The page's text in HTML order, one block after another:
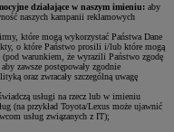
działające w naszym imieniu: aby
naszych kampanii reklamowych
które mogą wykorzystać Państwa Dane
o które Państwo prosili i/lub które mogą
(pod warunkiem, że wyrazili Państwo zgodę
zawsze postępowały zgodnie
oraz zwracały szczególną uwagę
usługi na rzecz lub w imieniu
(na przykład Toyota/Lexus może ujawnić
usług związanych z IT);